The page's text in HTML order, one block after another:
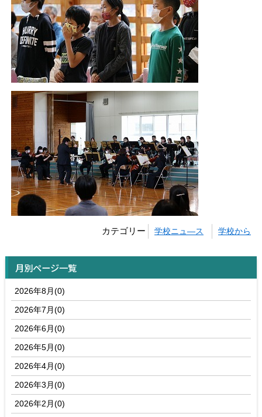
カテゴリー 学校ニュ―ス 学校から
月別ページ一覧
2026年8月(0)
2026年7月(0)
2026年6月(0)
2026年5月(0)
2026年4月(0)
2026年3月(0)
2026年2月(0)